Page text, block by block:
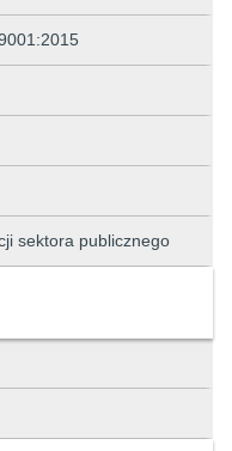
sektora publicznego